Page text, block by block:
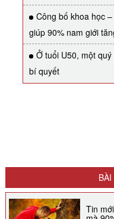
Công bố khoa học
giúp 90% nam giới
Ở tuổi U50, một quý
bí quyết
Tin